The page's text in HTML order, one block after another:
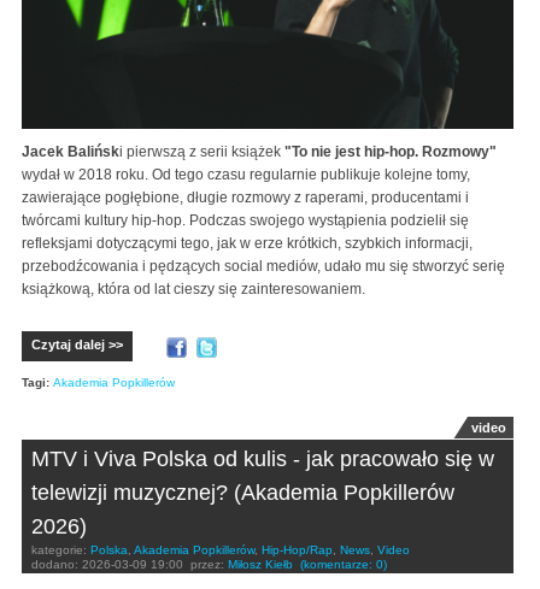
Jacek Baliński pierwszą z serii książek "To nie jest hip-hop. Rozmowy"
wydał w 2018 roku. Od tego czasu regularnie publikuje kolejne tomy,
zawierające pogłębione, długie rozmowy z raperami, producentami i
twórcami kultury hip-hop. Podczas swojego wystąpienia podzielił się
refleksjami dotyczącymi tego, jak w erze krótkich, szybkich informacji,
przebodźcowania i pędzących social mediów, udało mu się stworzyć serię
książkową, która od lat cieszy się zainteresowaniem.
Czytaj dalej >>
Tagi: Akademia Popkillerów
video
MTV i Viva Polska od kulis - jak pracowało się w
telewizji muzycznej? (Akademia Popkillerów
2026)
kategorie: Polska Akademia Popkillerów, Hip-Hop/Rap News Video
dodano: 2026-03-09 19:00 przez: Miłosz Kiełb (komentarze: 0)